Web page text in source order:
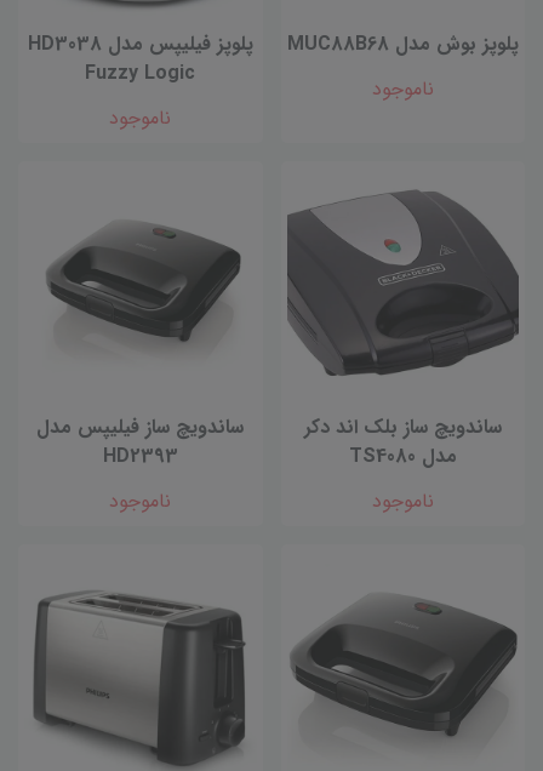
پلوپز بوش مدل MUC88B68
ناموجود
پلوپز فیلیپس مدل HD3038
Fuzzy Logic
ناموجود
ساندویچ ساز بلک اند دکر
مدل TS4080
ناموجود
ساندویچ ساز فیلیپس مدل
HD2393
ناموجود